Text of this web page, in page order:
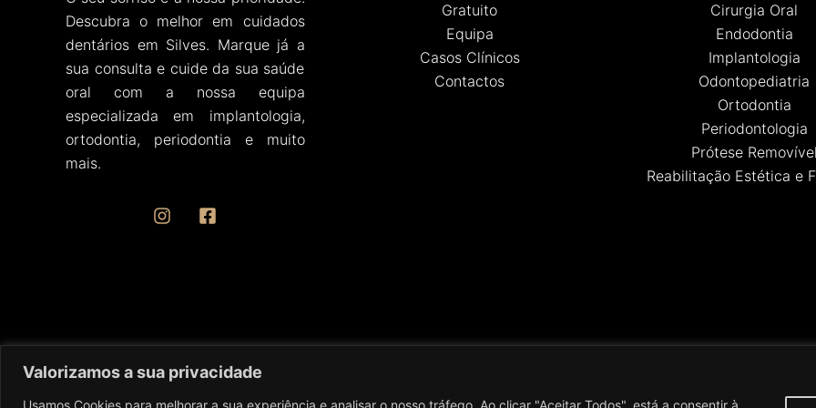
Valorizamos a sua privacidade
Usamos Cookies para melhorar a sua experiência e analisar o nosso tráfego. Ao clicar "Aceitar Todos", está a consentir à
Descubra o melhor em cuidados
dentários em Silves. Marque já a
sua consulta e cuide da sua saúde
oral com a nossa equipa
especializada em implantologia,
ortodontia, periodontia e muito
mais.
Gratuito
Equipa
Casos Clínicos
Contactos
Cirurgia Oral
Endodontia
Implantologia
Odontopediatria
Ortodontia
Periodontologia
Prótese Removível
Reabilitação Estética e
Copyright © 2026 SAL Clinic | A Saúde do Seu Lado | Silves | Todos os Direitos Reservados |